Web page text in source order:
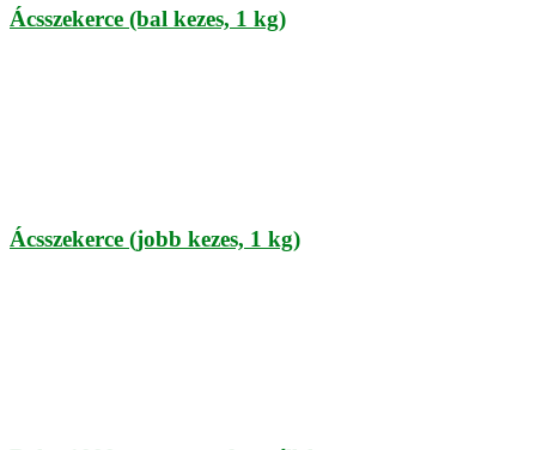
Ácsszekerce (bal kezes, 1 kg)
Ácsszekerce (jobb kezes, 1 kg)